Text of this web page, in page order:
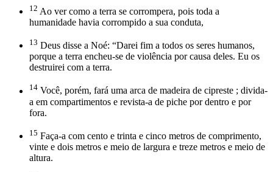
12 Ao ver como a terra se corrompera, pois toda a
humanidade havia corrompido a sua conduta,
13 Deus disse a Noé: “Darei fim a todos os seres humanos,
porque a terra encheu-se de violência por causa deles. Eu os
destruirei com a terra.
14 Você, porém, fará uma arca de madeira de cipreste ; divida-
a em compartimentos e revista-a de piche por dentro e por
fora.
15 Faça-a com cento e trinta e cinco metros de comprimento,
vinte e dois metros e meio de largura e treze metros e meio de
altura.